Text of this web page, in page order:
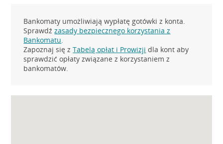
Bankomaty umożliwiają wypłatę gotówki z konta.
Sprawdźzasady bezpiecznego korzystania z
Bankomatu.
Zapoznaj się zTabelą opłat i Prowizji dla kont aby
sprawdzić opłaty związane z korzystaniem z
bankomatów.